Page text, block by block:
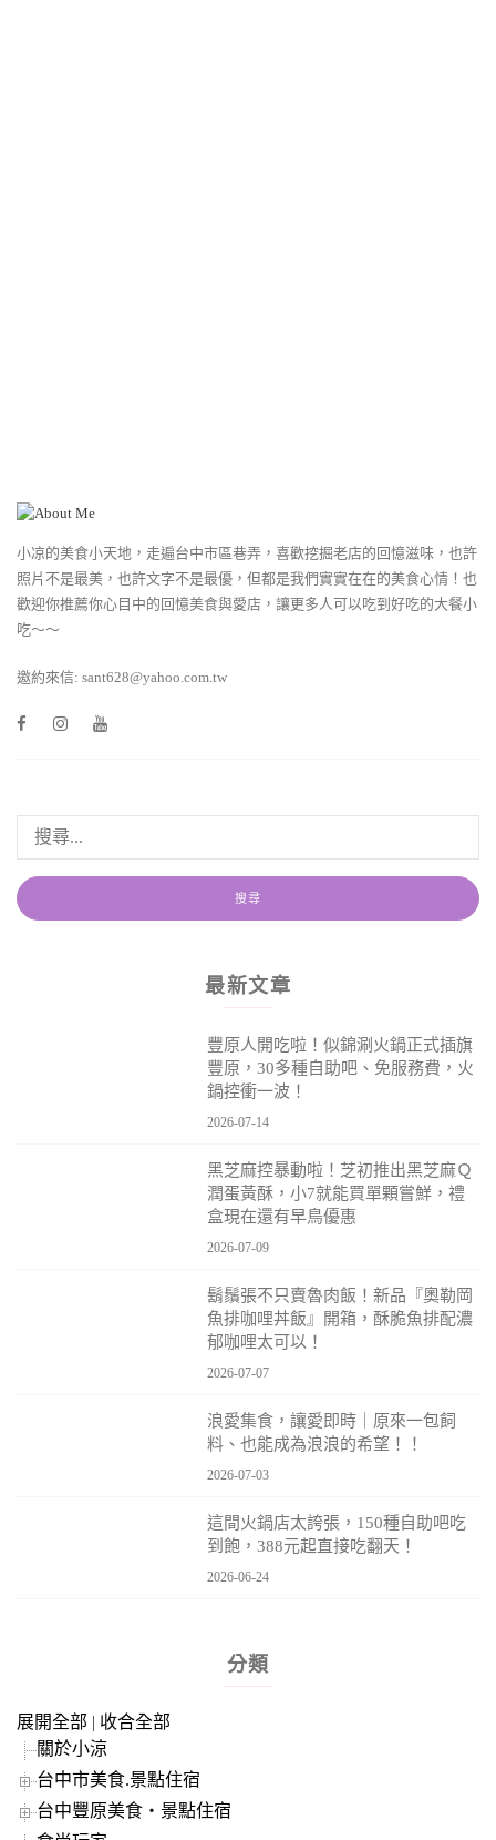
小凉的美食小天地，走遍台中市區巷弄，喜歡挖掘老店的回憶滋味，也許
照片不是最美，也許文字不是最優，但都是我們實實在在的美食心情！也
歡迎你推薦你心目中的回憶美食與愛店，讓更多人可以吃到好吃的大餐小
吃～～
邀約來信: sant628@yahoo.com.tw
最新文章
豐原人開吃啦！似錦涮火鍋正式插旗
豐原，30多種自助吧、免服務費，火
鍋控衝一波！
2026-07-14
黑芝麻控暴動啦！芝初推出黑芝麻Ｑ
潤蛋黃酥，小7就能買單顆嘗鮮，禮
盒現在還有早鳥優惠
2026-07-09
鬍鬚張不只賣魯肉飯！新品『奧勒岡
魚排咖哩丼飯』開箱，酥脆魚排配濃
郁咖哩太可以！
2026-07-07
浪愛集食，讓愛即時｜原來一包飼
料、也能成為浪浪的希望！！
2026-07-03
這間火鍋店太誇張，150種自助吧吃
到飽，388元起直接吃翻天！
2026-06-24
分類
展開全部 | 收合全部
關於小涼
台中市美食.景點住宿
台中豐原美食‧景點住宿